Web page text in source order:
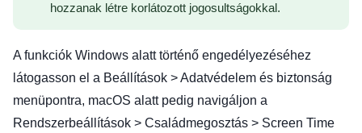
hozzanak létre korlátozott jogosultságokkal.
A funkciók Windows alatt történő engedélyezéséhez
látogasson el a Beállítások > Adatvédelem és biztonság
menüpontra, macOS alatt pedig navigáljon a
Rendszerbeállítások > Családmegosztás > Screen Time